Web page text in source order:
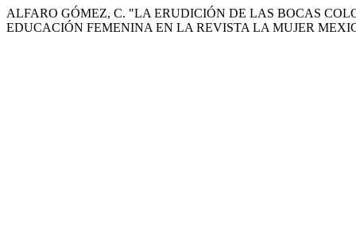
ALFARO GÓMEZ, C. "LA ERUDICIÓN DE LAS BOCAS
EDUCACIÓN FEMENINA EN LA REVISTA LA MUJER